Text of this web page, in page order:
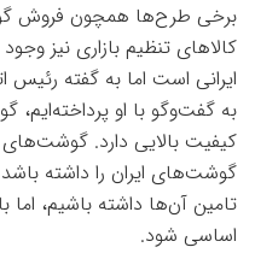
برخی طرح‌ها همچون فروش
کالاهای تنظیم بازاری نیز
ایرانی است اما به گفته رئیس
به گفت‌وگو با او
کیفیت بالایی دارد. گوشت‌های
گوشت‌های ایران را داشته باشد
تامین آن‌ها داشته باشیم،
اساسی شود.